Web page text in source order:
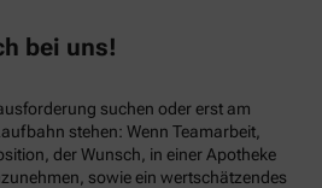
bei uns!
suchen oder erst am
stehen: Wenn Teamarbeit,
der Wunsch, in einer Apotheke
sowie ein wertschätzendes